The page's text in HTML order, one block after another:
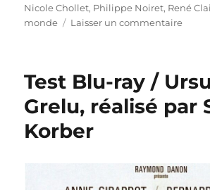
Nicole Chollet, Philippe Noiret, René
monde
Laisser un commentairesur
/
l’or
par
René
Test Blu-ray /
Grelu, réalisé par
Korber